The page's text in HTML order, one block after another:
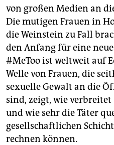
von großen Medien an
Die mutigen Frauen in
die Weinstein zu Fall
den Anfang für eine
#MeToo ist weltweit auf
Welle von Frauen, die
sexuelle Gewalt an die
sind, zeigt, wie
und wie sehr die Täter
gesellschaftlichen
rechnen können.